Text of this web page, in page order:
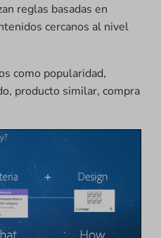
reglas basadas en
cercanos al nivel
como popularidad,
producto similar, compra